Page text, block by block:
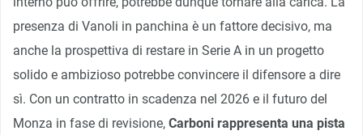
presenza di Vanoli in panchina è un fattore decisivo, ma
anche la prospettiva di restare in Serie A in un progetto
solido e ambizioso potrebbe convincere il difensore a dire
sì. Con un contratto in scadenza nel 2026 e il futuro del
Monza in fase di revisione, Carboni rappresenta una pista